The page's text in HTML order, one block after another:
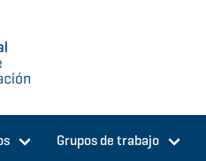
Grupos de trabajo